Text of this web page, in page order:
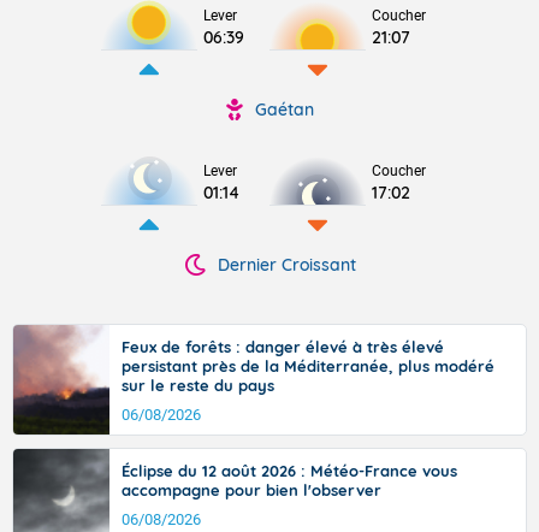
Lever
06:39
Coucher
21:07
Gaétan
Lever
01:14
Coucher
17:02
Dernier Croissant
Feux de forêts : danger élevé à très élevé
persistant près de la Méditerranée, plus modéré
sur le reste du pays
06/08/2026
Éclipse du 12 août 2026 : Météo-France vous
accompagne pour bien l'observer
06/08/2026